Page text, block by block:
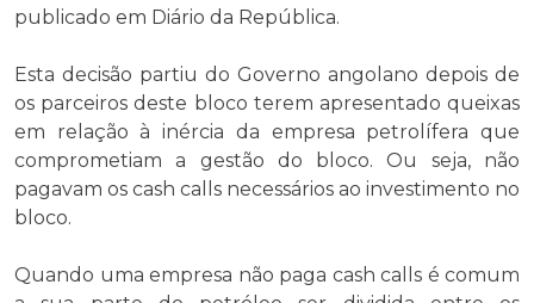
publicado em Diário da República.
Esta decisão partiu do Governo angolano depois de
os parceiros deste bloco terem apresentado queixas
em relação à inércia da empresa petrolífera que
comprometiam a gestão do bloco. Ou seja, não
pagavam os cash calls necessários ao investimento no
bloco.
Quando uma empresa não paga cash calls é comum